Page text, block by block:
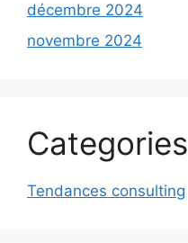
décembre 2024
novembre 2024
Categories
Tendances consulting